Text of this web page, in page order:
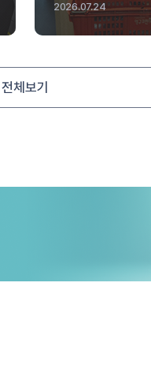
2026.07.23
전체보기